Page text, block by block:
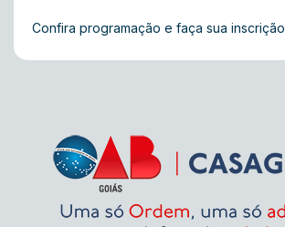
Confira programação e faça sua inscrição